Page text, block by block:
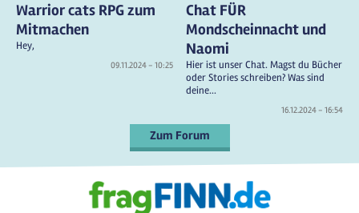
Warrior cats RPG zum
Mitmachen
Hey,
09.11.2024 - 10:25
Chat FÜR
Mondscheinnacht und
Naomi
Hier ist unser Chat. Magst du Bücher
oder Stories schreiben? Was sind
deine...
16.12.2024 - 16:54
Zum Forum